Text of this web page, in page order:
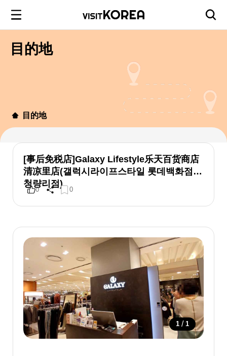
目的地
目的地
[事后免税店]Galaxy Lifestyle乐天百货商店
清凉里店(갤럭시라이프스타일 롯데백화점
청량리점)
0 0
1 / 1